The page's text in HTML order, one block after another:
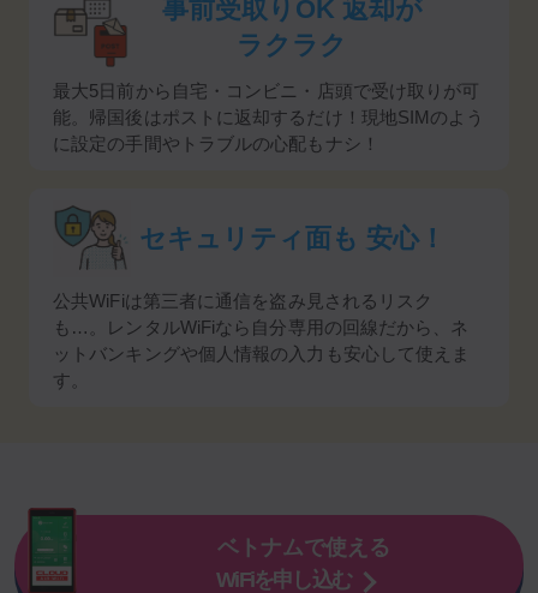
事前受取りOK 返却が
ラクラク
最大5日前から自宅・コンビニ・店頭で受け取りが可
能。帰国後はポストに返却するだけ！現地SIMのよう
に設定の手間やトラブルの心配もナシ！
セキュリティ面も 安心！
公共WiFiは第三者に通信を盗み見されるリスク
も…。レンタルWiFiなら自分専用の回線だから、ネ
ットバンキングや個人情報の入力も安心して使えま
す。
ベトナムで使える
WiFiを申し込む